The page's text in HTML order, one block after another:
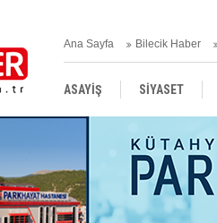
Ana Sayfa Bilecik Haber
ASAYİŞ SİYASET
RESMİ İLANLAR